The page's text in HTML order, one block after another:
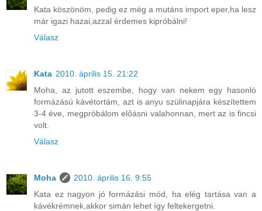
Kata köszönöm, pedig ez még a mutáns import eper,ha lesz
már igazi hazai,azzal érdemes kipróbálni!
Válasz
Kata 2010. április 15. 21:22
Moha, az jutott eszembe, hogy van nekem egy hasonló
formázású kávétortám, azt is anyu szülinapjára készítettem
3-4 éve, megpróbálom előásni valahonnan, mert az is fincsi
volt.
Válasz
Moha
2010. április 16. 9:55
Kata ez nagyon jó formázási mód, ha elég tartása van a
kávékrémnek,akkor simán lehet így feltekergetni.